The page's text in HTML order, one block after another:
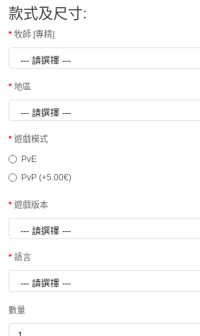
款式及尺寸:
牧師 [專精]
地區
遊戲模式
PvE
PvP (+5.00€)
遊戲版本
語言
數量